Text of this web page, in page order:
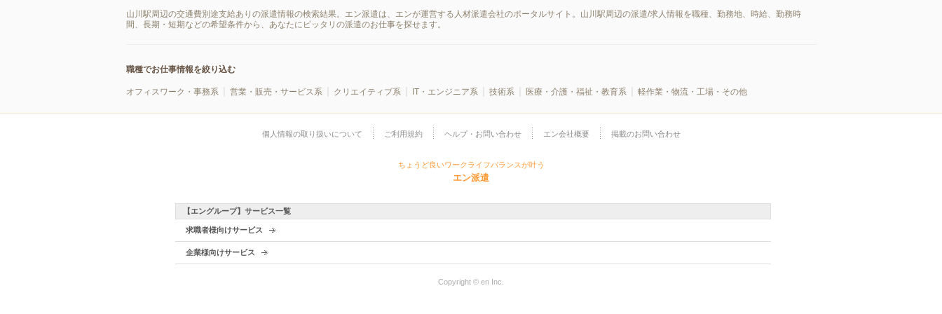
山川駅周辺の交通費別途支給ありの派遣情報の検索結果。エン派遣は、エンが運営する人材派遣会社のポータルサイト。山川駅周辺の派遣/求人情報を職種、勤務地、時給、勤務時
間、長期・短期などの希望条件から、あなたにピッタリの派遣のお仕事を探せます。
職種でお仕事情報を絞り込む
オフィスワーク・事務系 営業・販売・サービス系 クリエイティブ系 IT・エンジニア系 技術系 医療・介護・福祉・教育系 軽作業・物流・工場・その他
個人情報の取り扱いについて ご利用規約 ヘルプ・お問い合わせ エン会社概要 掲載のお問い合わせ
ちょうど良いワークライフバランスが叶う
エン派遣
【エングループ】サービス一覧
求職者様向けサービス
企業様向けサービス
Copyright © en Inc.